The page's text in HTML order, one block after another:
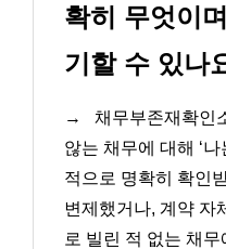
확히 무엇이
기할 수 있나
→
채무부존재확인
않는 채무에 대해 ‘
적으로 명확히 확인
변제했거나, 계약 자
로 빌린 적 없는 채무